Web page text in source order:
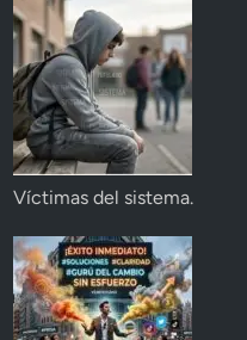
Víctimas del sistema.